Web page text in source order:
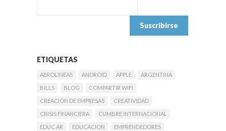
ETIQUETAS
AEROLINEAS ANDROID APPLE
ARGENTINA
BILLS
BLOG
COMPARTIR WIFI
CREACIÓN DE EMPRESAS
CREATIVIDAD
CRISIS FINANCIERA
CUMBRE INTERNACIONAL
EDUC.AR
EDUCACION
EMPRENDEDORES